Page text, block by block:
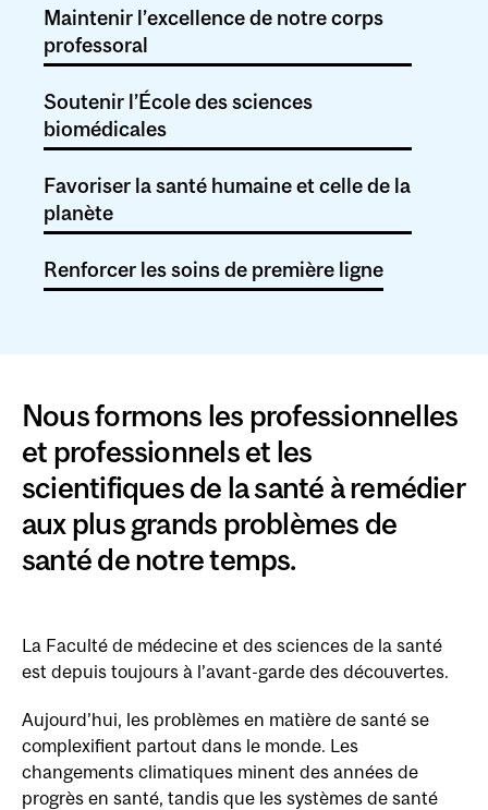
Maintenir l’excellence de notre corps
professoral
Soutenir l’École des sciences
biomédicales
Favoriser la santé humaine et celle de la
planète
Renforcer les soins de première ligne
Nous formons les professionnelles
et professionnels et les
scientifiques de la santé à remédier
aux plus grands problèmes de
santé de notre temps.
La Faculté de médecine et des sciences de la santé
est depuis toujours à l’avant-garde des découvertes.
Aujourd’hui, les problèmes en matière de santé se
complexifient partout dans le monde. Les
changements climatiques minent des années de
progrès en santé, tandis que les systèmes de santé